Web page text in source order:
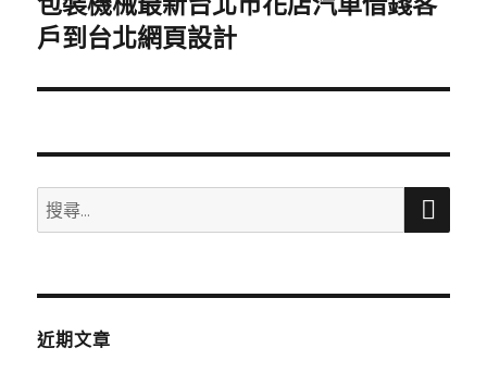
一
文
戶到台北網頁設計
搜
尋
鍵
搜
近期文章